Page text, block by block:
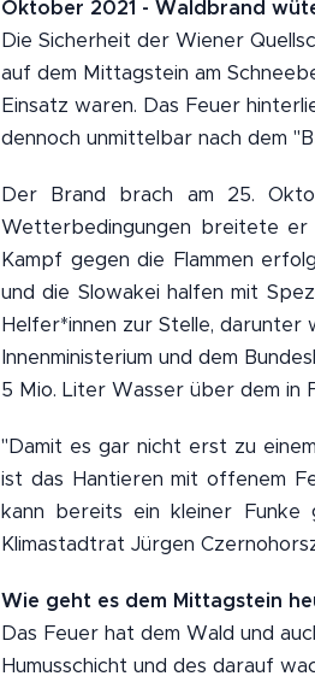
Oktober 2021 - Waldbrand
Die Sicherheit der Wiener
auf dem Mittagstein am
Einsatz waren. Das Feuer
dennoch unmittelbar nach dem
Der Brand brach am 25.
Wetterbedingungen breitete
Kampf gegen die Flammen
und die Slowakei halfen mit
Helfer*innen zur Stelle,
Innenministerium und dem
5 Mio. Liter Wasser über dem in
"Damit es gar nicht erst zu
ist das Hantieren mit offenem
kann bereits ein kleiner Funke
Klimastadtrat Jürgen
Wie geht es dem Mittagstein
Das Feuer hat dem Wald und
Humusschicht und des darauf